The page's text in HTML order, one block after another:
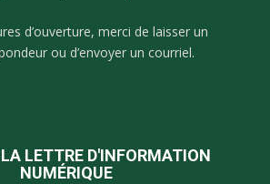
d’ouverture, merci de laisser un
ou d’envoyer un courriel.
LA LETTRE D'INFORMATION
NUMÉRIQUE